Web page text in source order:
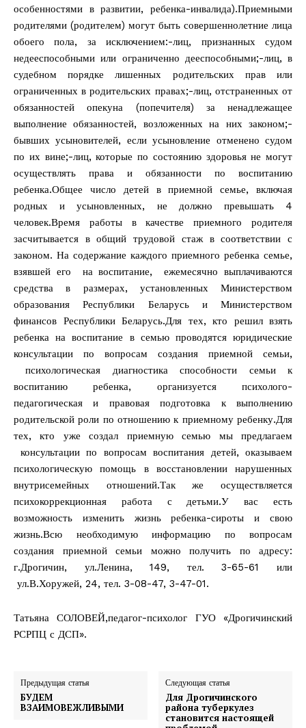
особенностями в развитии, ребенка-инвалида).Приемными
родителями (родителем) могут быть совершеннолетние лица
обоего пола, за исключением:-лиц, признанных судом
недееспособными или ограниченно дееспособными;-лиц, в
судебном порядке лишенных родительских прав или
ограниченных в родительских правах;-лиц, отстраненных от
обязанностей опекуна (попечителя) за ненадлежащее
выполнение обязанностей, возложенных на них законом;-
бывших усыновителей, если усыновление отменено судом
по их вине;-лиц, которые по состоянию здоровья не могут
осуществлять права и обязанности по воспитанию
ребенка.Общее число детей в приемной семье, включая
родных и усыновленных, не должно превышать 4
человек.Время работы в качестве приемного родителя
засчитывается в общий трудовой стаж в соответствии с
законом. На содержание каждого приемного ребенка семье,
взявшей его на воспитание, ежемесячно выплачиваются
средства в размерах, установленных Министерством
образования Республики Беларусь и Министерством
финансов Республики Беларусь.Для тех, кто решил взять
ребенка на воспитание в семью проводятся юридические
консультации по вопросам создания приемной семьи,
психологическая диагностика способности семьи к
воспитанию ребенка, организуется психолого-
педагогическая и правовая подготовка к выполнению
родительской роли по отношению к приемному ребенку.Для
тех, кто уже создал приемную семью мы предлагаем
консультации по вопросам воспитания детей, оказываем
психологическую помощь в восстановлении нарушенных
внутрисемейных отношений.Так же осуществляется
психокоррекционная работа с детьми.У вас есть
возможность изменить жизнь ребенка-сироты и свою
жизнь.Всю необходимую информацию по вопросам
создания приемной семьи можно получить по адресу:
г.Дрогичин, ул.Ленина, 149, тел. 3-65-61 или
ул.В.Хоружей, 24, тел. 3-08-47, 3-47-01.
Татьяна СОЛОВЕЙ,педагог-психолог ГУО «Дрогичинский
РСРПЦ с ДСП».
Предыдущая статья
БУДЕМ
ВЗАИМОВЕЖЛИВЫМИ
Следующая статья
Для Дрогичинского
района туберкулез
становится настоящей